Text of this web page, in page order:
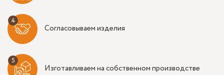
Согласовываем изделия
Изготавливаем на собственном производстве